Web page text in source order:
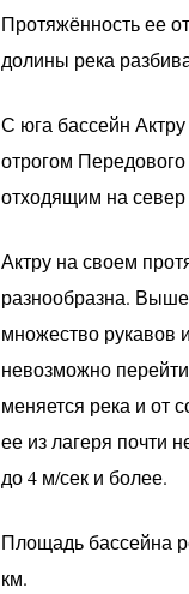
Протяжённость ее
долины река
С юга бассейн Актру
отрогом
отходящим на север
Актру на своем
разнообразна. Выше
множество рукавов
невозможно
меняется река и от
ее из лагеря почти
до 4 м/сек и более.
Площадь бассейна
км.